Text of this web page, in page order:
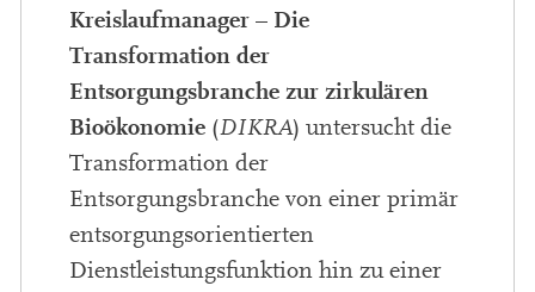
Kreislaufmanager – Die
Transformation der
Entsorgungsbranche zur zirkulären
Bioökonomie (DIKRA) untersucht die
Transformation der
Entsorgungsbranche von einer primär
entsorgungsorientierten
Dienstleistungsfunktion hin zu einer